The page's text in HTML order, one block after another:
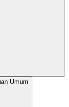
Umum